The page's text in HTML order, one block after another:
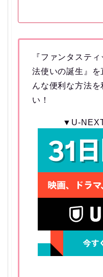
『ファンタステ
法使いの誕生』を
んな便利な方法
い！
▼U-